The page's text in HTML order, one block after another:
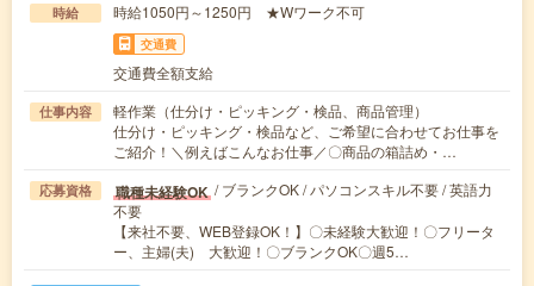
時給 時給1050円～1250円 ★Wワーク不可
交通費
交通費全額支給
仕事内容
軽作業（仕分け・ピッキング・検品、商品管理）
仕分け・ピッキング・検品など、ご希望に合わせてお仕事を
ご紹介！＼例えばこんなお仕事／〇商品の箱詰め・…
応募資格 職種未経験OK / ブランクOK / パソコンスキル不要 / 英語力
不要
【来社不要、WEB登録OK！】〇未経験大歓迎！〇フリータ
ー、主婦(夫) 大歓迎！〇ブランクOK〇週5…